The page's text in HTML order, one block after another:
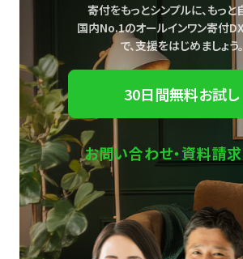
寄付をもっとシンプルに、もっと
国内No.1のオールインワン寄付
で、支援をはじめましょう。
30日間無料お試し
お問い合わせ・資料請求